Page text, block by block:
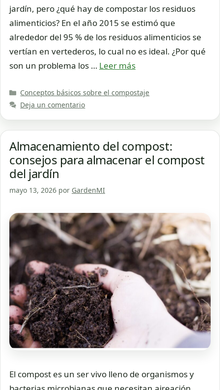
jardín, pero ¿qué hay de compostar los residuos
alimenticios? En el año 2015 se estimó que
alrededor del 95 % de los residuos alimenticios se
vertían en vertederos, lo cual no es ideal. ¿Por qué
son un problema los … Leer más
Categorías
Conceptos básicos sobre el compostaje
Deja un comentario
Almacenamiento del compost:
consejos para almacenar el compost
del jardín
mayo 13, 2026 por GardenMI
El compost es un ser vivo lleno de organismos y